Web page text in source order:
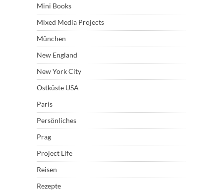
Mini Books
Mixed Media Projects
München
New England
New York City
Ostküste USA
Paris
Persönliches
Prag
Project Life
Reisen
Rezepte